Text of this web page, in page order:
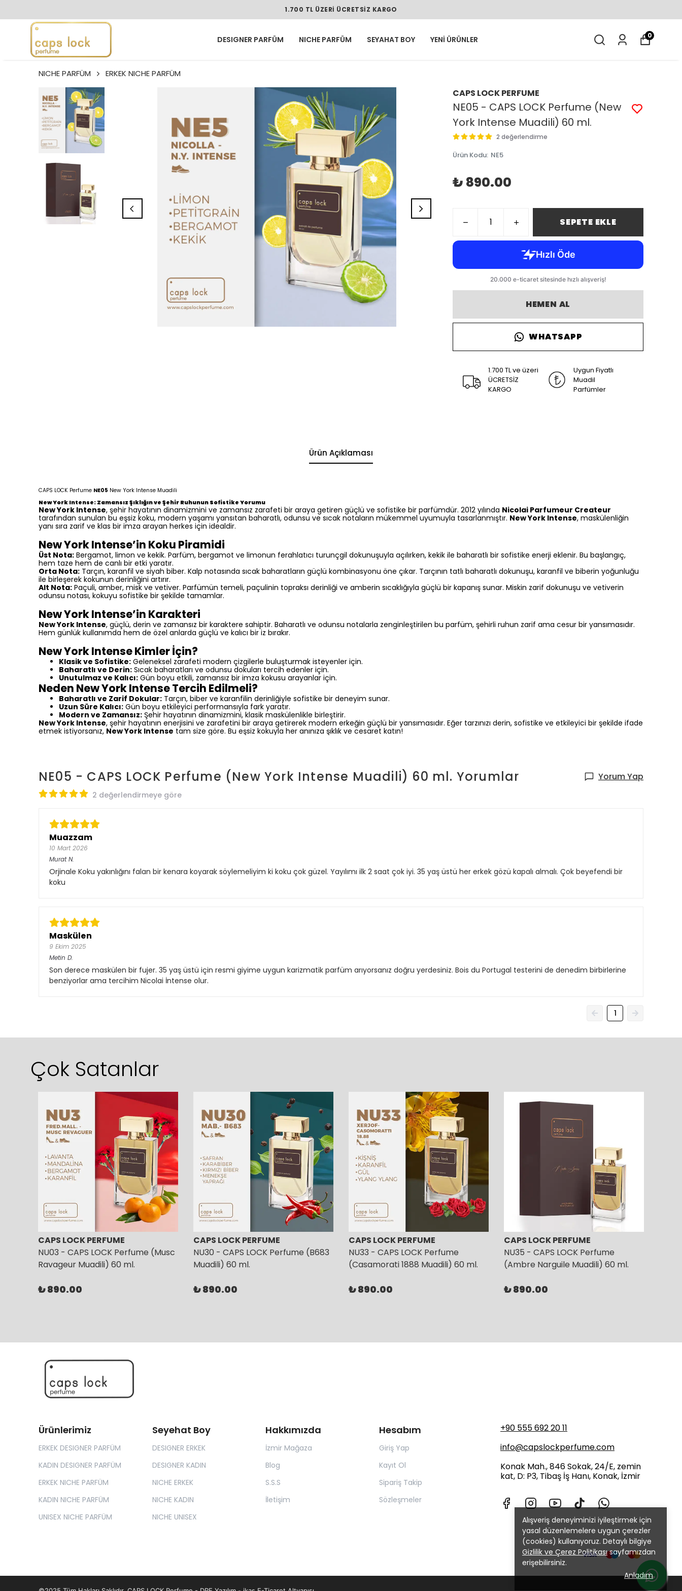
1.700 TL ÜZERI ÜCRETSIZ KARGO
DESIGNER PARFÜM NICHE PARFÜM SEYAHAT BOY YENİ ÜRÜNLER 0
Alışveriş deneyiminizi iyileştirmek için
yasal düzenlemelere uygun çerezler
(cookies) kullanıyoruz. Detaylı bilgiye
Gizlilik ve Çerez Politikasısayfamızdan
erişebilirsiniz.
Anladım
NICHE PARFÜM ERKEK NICHE PARFÜM
CAPS LOCK PERFUME
NE05 - CAPS LOCK Perfume (New
York Intense Muadili) 60 ml.
2 değerlendirme
Ürün Kodu: NE5
₺ 890.00
SEPETE EKLE
HEMEN AL
WHATSAPP
1.700 TL ve üzeri
ÜCRETSİZ
KARGO
Uygun Fiyatlı
Muadil
Parfümler
Ürün Açıklaması
CAPS LOCK Perfume NE05 New York Intense Muadili
New York Intense: Zamansız Şıklığın ve Şehir Ruhunun Sofistike Yorumu
New York Intense, şehir hayatının dinamizmini ve zamansız zarafeti bir araya getiren güçlü ve sofistike bir parfümdür. 2012 yılında Nicolai Parfumeur Createur
tarafından sunulan bu eşsiz koku, modern yaşamı yansıtan baharatlı, odunsu ve sıcak notaların mükemmel uyumuyla tasarlanmıştır. New York Intense, maskülenliğin
yanı sıra zarif ve klas bir imza arayan herkes için idealdir.
New York Intense’in Koku Piramidi
Üst Nota: Bergamot, limon ve kekik. Parfüm, bergamot ve limonun ferahlatıcı turunçgil dokunuşuyla açılırken, kekik ile baharatlı bir sofistike enerji eklenir. Bu başlangıç,
hem taze hem de canlı bir etki yaratır.
Orta Nota: Tarçın, karanfil ve siyah biber. Kalp notasında sıcak baharatların güçlü kombinasyonu öne çıkar. Tarçının tatlı baharatlı dokunuşu, karanfil ve biberin yoğunluğu
ile birleşerek kokunun derinliğini artırır.
Alt Nota: Paçuli, amber, misk ve vetiver. Parfümün temeli, paçulinin topraksı derinliği ve amberin sıcaklığıyla güçlü bir kapanış sunar. Miskin zarif dokunuşu ve vetiverin
odunsu notası, kokuyu sofistike bir şekilde tamamlar.
New York Intense’in Karakteri
New York Intense, güçlü, derin ve zamansız bir karaktere sahiptir. Baharatlı ve odunsu notalarla zenginleştirilen bu parfüm, şehirli ruhun zarif ama cesur bir yansımasıdır.
Hem günlük kullanımda hem de özel anlarda güçlü ve kalıcı bir iz bırakır.
New York Intense Kimler İçin?
Klasik ve Sofistike: Geleneksel zarafeti modern çizgilerle buluşturmak isteyenler için.
Baharatlı ve Derin: Sıcak baharatları ve odunsu dokuları tercih edenler için.
Unutulmaz ve Kalıcı: Gün boyu etkili, zamansız bir imza kokusu arayanlar için.
Neden New York Intense Tercih Edilmeli?
Baharatlı ve Zarif Dokular: Tarçın, biber ve karanfilin derinliğiyle sofistike bir deneyim sunar.
Uzun Süre Kalıcı: Gün boyu etkileyici performansıyla fark yaratır.
Modern ve Zamansız: Şehir hayatının dinamizmini, klasik maskülenlikle birleştirir.
New York Intense, şehir hayatının enerjisini ve zarafetini bir araya getirerek modern erkeğin güçlü bir yansımasıdır. Eğer tarzınızı derin, sofistike ve etkileyici bir şekilde ifade
etmek istiyorsanız, New York Intense tam size göre. Bu eşsiz kokuyla her anınıza şıklık ve cesaret katın!
NE05 - CAPS LOCK Perfume (New York Intense Muadili) 60 ml. Yorumlar Yorum Yap
2 değerlendirmeye göre
Muazzam
10 Mart 2026
Murat N.
Orjinale Koku yakınlığını falan bir kenara koyarak söylemeliyim ki koku çok güzel. Yayılımı ilk 2 saat çok iyi. 35 yaş üstü her erkek gözü kapalı almalı. Çok beyefendi bir
koku
Maskülen
9 Ekim 2025
Metin D.
Son derece maskülen bir fujer. 35 yaş üstü için resmi giyime uygun karizmatik parfüm arıyorsanız doğru yerdesiniz. Bois du Portugal testerini de denedim birbirlerine
benziyorlar ama tercihim Nicolai İntense olur.
1
Çok Satanlar
CAPS LOCK PERFUME
NU03 - CAPS LOCK Perfume (Musc
Ravageur Muadili) 60 ml.
₺ 890.00
CAPS LOCK PERFUME
NU30 - CAPS LOCK Perfume (B683
Muadili) 60 ml.
₺ 890.00
CAPS LOCK PERFUME
NU33 - CAPS LOCK Perfume
(Casamorati 1888 Muadili) 60 ml.
₺ 890.00
CAPS LOCK PERFUME
NU35 - CAPS LOCK Perfume
(Ambre Narguile Muadili) 60 ml.
₺ 890.00
Ürünlerimiz
ERKEK DESIGNER PARFÜM
KADIN DESIGNER PARFÜM
ERKEK NICHE PARFÜM
KADIN NICHE PARFÜM
UNISEX NICHE PARFÜM
Seyehat Boy
DESIGNER ERKEK
DESIGNER KADIN
NICHE ERKEK
NICHE KADIN
NICHE UNISEX
Hakkımızda
İzmir Mağaza
Blog
S.S.S
İletişim
Hesabım
Giriş Yap
Kayıt Ol
Sipariş Takip
Sözleşmeler
+90 555 692 20 11
info@capslockperfume.com
Konak Mah., 846 Sokak, 24/E, zemin
kat, D: P3, Tibaş İş Hanı, Konak, İzmir